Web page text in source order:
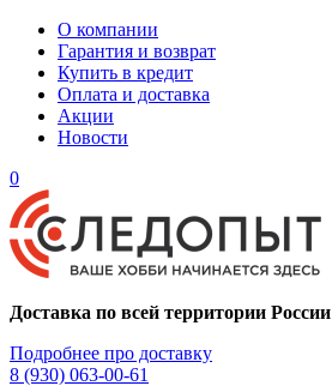
О компании
Гарантия и возврат
Купить в кредит
Оплата и доставка
Акции
Новости
0
Доставка по всей территории России
Подробнее про доставку
8 (930) 063-00-61